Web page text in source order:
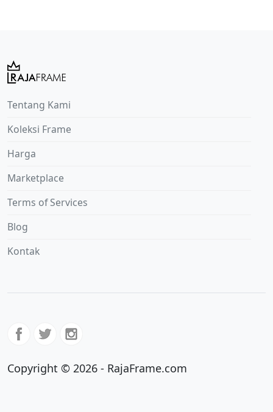
Tentang Kami
Koleksi Frame
Harga
Marketplace
Terms of Services
Blog
Kontak
Copyright © 2026 - RajaFrame.com